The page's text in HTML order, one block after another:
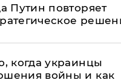
Путин повторяет
когда украинцы
войны и как